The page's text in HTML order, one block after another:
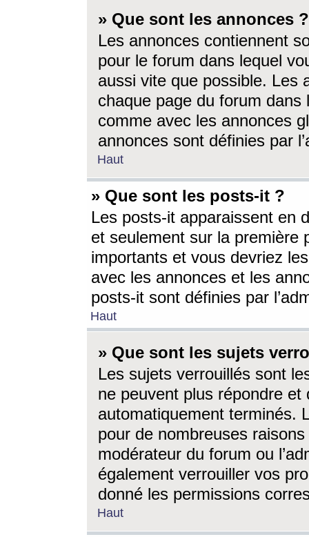
» Que sont les annonces ?
Les annonces contiennent
pour le forum dans lequel
aussi vite que possible. Les
chaque page du forum dans
comme avec les annonces
annonces sont définies par
Haut
» Que sont les posts-it ?
Les posts-it apparaissent en
et seulement sur la première
importants et vous devriez
avec les annonces et les
posts-it sont définies par
Haut
» Que sont les sujets
Les sujets verrouillés sont
ne peuvent plus répondre
automatiquement terminés.
pour de nombreuses
modérateur du forum ou
également verrouiller vos
donné les permissions
Haut